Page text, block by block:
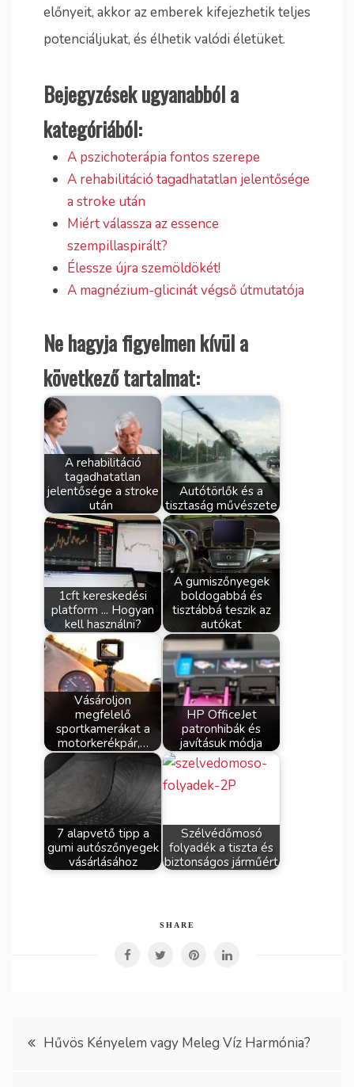
előnyeit, akkor az emberek kifejezhetik teljes
potenciáljukat, és élhetik valódi életüket.
Bejegyzések ugyanabból a
kategóriából:
A pszichoterápia fontos szerepe
A rehabilitáció tagadhatatlan jelentősége
a stroke után
Miért válassza az essence
szempillaspirált?
Élessze újra szemöldökét!
A magnézium-glicinát végső útmutatója
Ne hagyja figyelmen kívül a
következő tartalmat:
A rehabilitáció
tagadhatatlan
jelentősége a stroke
után
Autótörlők és a
tisztaság művészete
1cft kereskedési
platform ... Hogyan
kell használni?
A gumiszőnyegek
boldogabbá és
tisztábbá teszik az
autókat
Vásároljon
megfelelő
sportkamerákat a
motorkerékpár,…
HP OfficeJet
patronhibák és
javításuk módja
7 alapvető tipp a
gumi autószőnyegek
vásárlásához
Szélvédőmosó
folyadék a tiszta és
biztonságos járműért
SHARE
Bejegyzés
Hűvös Kényelem vagy Meleg Víz Harmónia?